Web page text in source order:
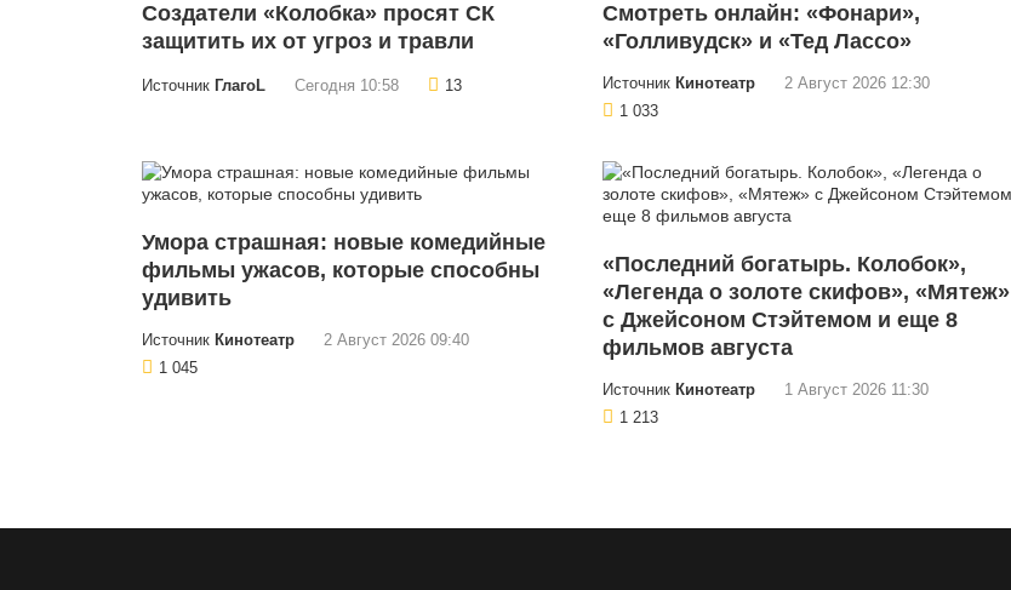
Создатели «Колобка» просят СК
защитить их от угроз и травли
Источник ГлагоL Сегодня 10:58 13
Смотреть онлайн: «Фонари»,
«Голливудск» и «Тед Лассо»
Источник Кинотеатр
2 Август 2026 12:30
1 033
Умора страшная: новые комедийные
фильмы ужасов, которые способны
удивить
Источник Кинотеатр
2 Август 2026 09:40
1 045
«Последний богатырь. Колобок»,
«Легенда о золоте скифов», «Мятеж»
с Джейсоном Стэйтемом и еще 8
фильмов августа
Источник Кинотеатр
1 Август 2026 11:30
1 213